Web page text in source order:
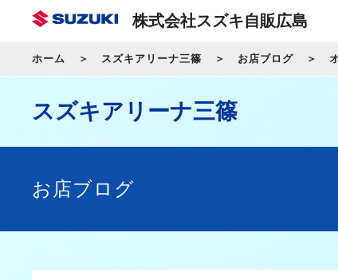
株式会社スズキ自販広島
ホーム スズキアリーナ三篠 お店ブログ
スズキアリーナ三篠
お店ブログ